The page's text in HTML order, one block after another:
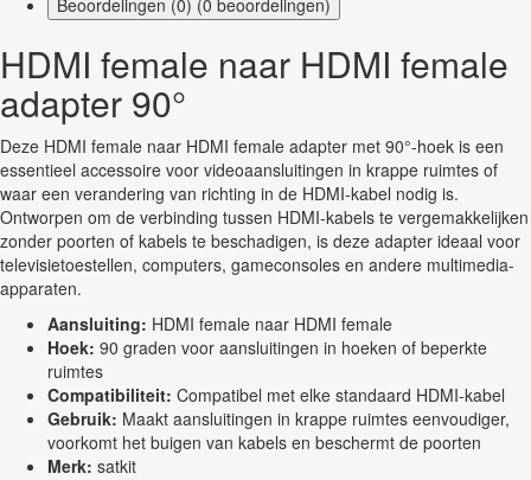
Beoordelingen (0) (0 beoordelingen)
HDMI female naar HDMI female
adapter 90°
Deze HDMI female naar HDMI female adapter met 90°-hoek is een
essentieel accessoire voor videoaansluitingen in krappe ruimtes of
waar een verandering van richting in de HDMI-kabel nodig is.
Ontworpen om de verbinding tussen HDMI-kabels te vergemakkelijken
zonder poorten of kabels te beschadigen, is deze adapter ideaal voor
televisietoestellen, computers, gameconsoles en andere multimedia-
apparaten.
Aansluiting: HDMI female naar HDMI female
Hoek: 90 graden voor aansluitingen in hoeken of beperkte
ruimtes
Compatibiliteit: Compatibel met elke standaard HDMI-kabel
Gebruik: Maakt aansluitingen in krappe ruimtes eenvoudiger,
voorkomt het buigen van kabels en beschermt de poorten
Merk: satkit